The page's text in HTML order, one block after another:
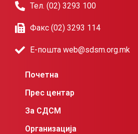
Тел. (02) 3293 100
Факс (02) 3293 114
Е-пошта web@sdsm.org.mk
Почетна
Прес центар
За СДСМ
Организација